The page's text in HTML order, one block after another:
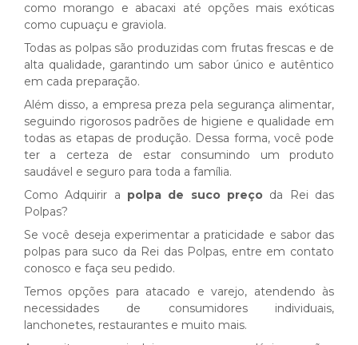
como morango e abacaxi até opções mais exóticas
como cupuaçu e graviola.
Todas as polpas são produzidas com frutas frescas e de
alta qualidade, garantindo um sabor único e autêntico
em cada preparação.
Além disso, a empresa preza pela segurança alimentar,
seguindo rigorosos padrões de higiene e qualidade em
todas as etapas de produção. Dessa forma, você pode
ter a certeza de estar consumindo um produto
saudável e seguro para toda a família.
Como Adquirir a polpa de suco preço da Rei das
Polpas?
Se você deseja experimentar a praticidade e sabor das
polpas para suco da Rei das Polpas, entre em contato
conosco e faça seu pedido.
Temos opções para atacado e varejo, atendendo às
necessidades de consumidores individuais,
lanchonetes, restaurantes e muito mais.